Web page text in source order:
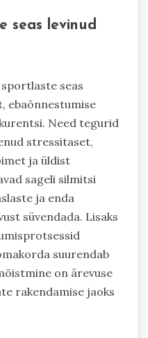
seas levinud
seas
ebaõnnestumise
Need tegurid
stressitaset,
ja üldist
sageli silmitsi
ja enda
süvendada. Lisaks
suurendab
on ärevuse
rakendamise jaoks